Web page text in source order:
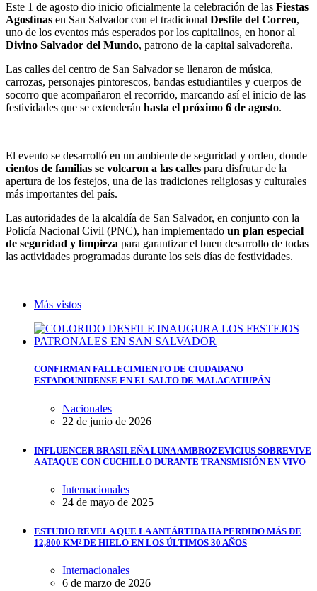
Este 1 de agosto dio inicio oficialmente la celebración de las Fiestas
Agostinas en San Salvador con el tradicional Desfile del Correo,
uno de los eventos más esperados por los capitalinos, en honor al
Divino Salvador del Mundo, patrono de la capital salvadoreña.
Las calles del centro de San Salvador se llenaron de música,
carrozas, personajes pintorescos, bandas estudiantiles y cuerpos de
socorro que acompañaron el recorrido, marcando así el inicio de las
festividades que se extenderán hasta el próximo 6 de agosto.
El evento se desarrolló en un ambiente de seguridad y orden, donde
cientos de familias se volcaron a las calles para disfrutar de la
apertura de los festejos, una de las tradiciones religiosas y culturales
más importantes del país.
Las autoridades de la alcaldía de San Salvador, en conjunto con la
Policía Nacional Civil (PNC), han implementado un plan especial
de seguridad y limpieza para garantizar el buen desarrollo de todas
las actividades programadas durante los seis días de festividades.
Más vistos
CONFIRMAN FALLECIMIENTO DE CIUDADANO
ESTADOUNIDENSE EN EL SALTO DE MALACATIUPÁN
Nacionales
22 de junio de 2026
INFLUENCER BRASILEÑA LUNA AMBROZEVICIUS SOBREVIVE
A ATAQUE CON CUCHILLO DURANTE TRANSMISIÓN EN VIVO
Internacionales
24 de mayo de 2025
ESTUDIO REVELA QUE LA ANTÁRTIDA HA PERDIDO MÁS DE
12,800 KM² DE HIELO EN LOS ÚLTIMOS 30 AÑOS
Internacionales
6 de marzo de 2026